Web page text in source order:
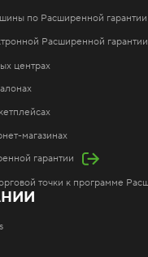
по Расширенной гарантии
Расширенной гарантии
центрах
магазинах
гарантии
точки к программе